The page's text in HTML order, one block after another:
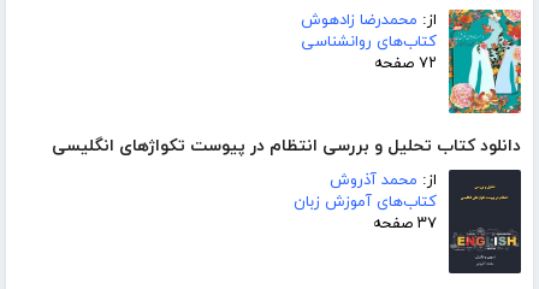
از: محمدرضا زادهوش
کتاب‌های روانشناسی
۷۲ صفحه
دانلود کتاب تحلیل و بررسی انتظام در پیوست تکواژهای انگلیسی
از: محمد آذروش
کتاب‌های آموزش زبان
۳۷ صفحه